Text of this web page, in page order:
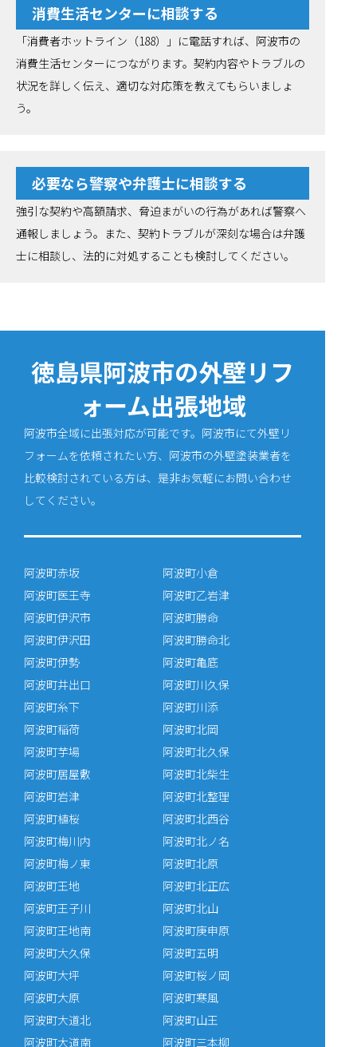
消費生活センターに相談する
「消費者ホットライン（188）」に電話すれば、阿波市の
消費生活センターにつながります。契約内容やトラブルの
状況を詳しく伝え、適切な対応策を教えてもらいましょ
う。
必要なら警察や弁護士に相談する
強引な契約や高額請求、脅迫まがいの行為があれば警察へ
通報しましょう。また、契約トラブルが深刻な場合は弁護
士に相談し、法的に対処することも検討してください。
徳島県阿波市の外壁リフ
ォーム出張地域
阿波市全域に出張対応が可能です。阿波市にて外壁リ
フォームを依頼されたい方、阿波市の外壁塗装業者を
比較検討されている方は、是非お気軽にお問い合わせ
してください。
阿波町赤坂
阿波町医王寺
阿波町伊沢市
阿波町伊沢田
阿波町伊勢
阿波町井出口
阿波町糸下
阿波町稲荷
阿波町芋場
阿波町居屋敷
阿波町岩津
阿波町植桜
阿波町梅川内
阿波町梅ノ東
阿波町王地
阿波町王子川
阿波町王地南
阿波町大久保
阿波町大坪
阿波町大原
阿波町大道北
阿波町大道南
阿波町小倉
阿波町乙岩津
阿波町勝命
阿波町勝命北
阿波町亀底
阿波町川久保
阿波町川添
阿波町北岡
阿波町北久保
阿波町北柴生
阿波町北整理
阿波町北西谷
阿波町北ノ名
阿波町北原
阿波町北正広
阿波町北山
阿波町庚申原
阿波町五明
阿波町桜ノ岡
阿波町寒風
阿波町山王
阿波町三本柳